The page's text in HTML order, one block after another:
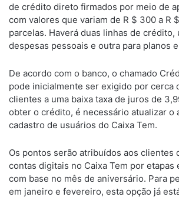
de crédito direto firmados por meio de
com valores que variam de R $ 300 a R
parcelas. Haverá duas linhas de crédito,
despesas pessoais e outra para planos
De acordo com o banco, o chamado
pode inicialmente ser exigido por cerca
clientes a uma baixa taxa de juros de
obter o crédito, é necessário atualizar o
cadastro de usuários do Caixa Tem.
Os pontos serão atribuídos aos clientes
contas digitais no Caixa Tem por etapas
com base no mês de aniversário. Para
em janeiro e fevereiro, esta opção já